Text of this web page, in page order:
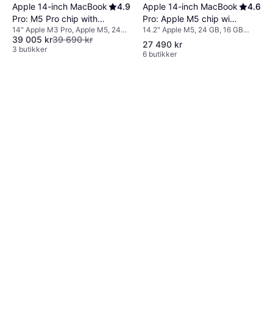
Apple 14-inch MacBook
Pro: M5 Pro chip with
15‑core CPU and
16‑core GPU, 24GB,
2TB SSD - Silver Danish
4.9
14" Apple M3 Pro, Apple M5, 24
GB, 16 GB RAM, 2 TB SSD
39 005 kr39 690 kr
3 butikker
Apple 14-inch MacBook
Pro: Apple M5 chip with
10-core CPU and 10-
core GPU, 24GB, 1TB
SSD - Silver
4.6
14.2" Apple M5, 24 GB, 16 GB
RAM, 1 TB SSD
27 490 kr
6 butikker